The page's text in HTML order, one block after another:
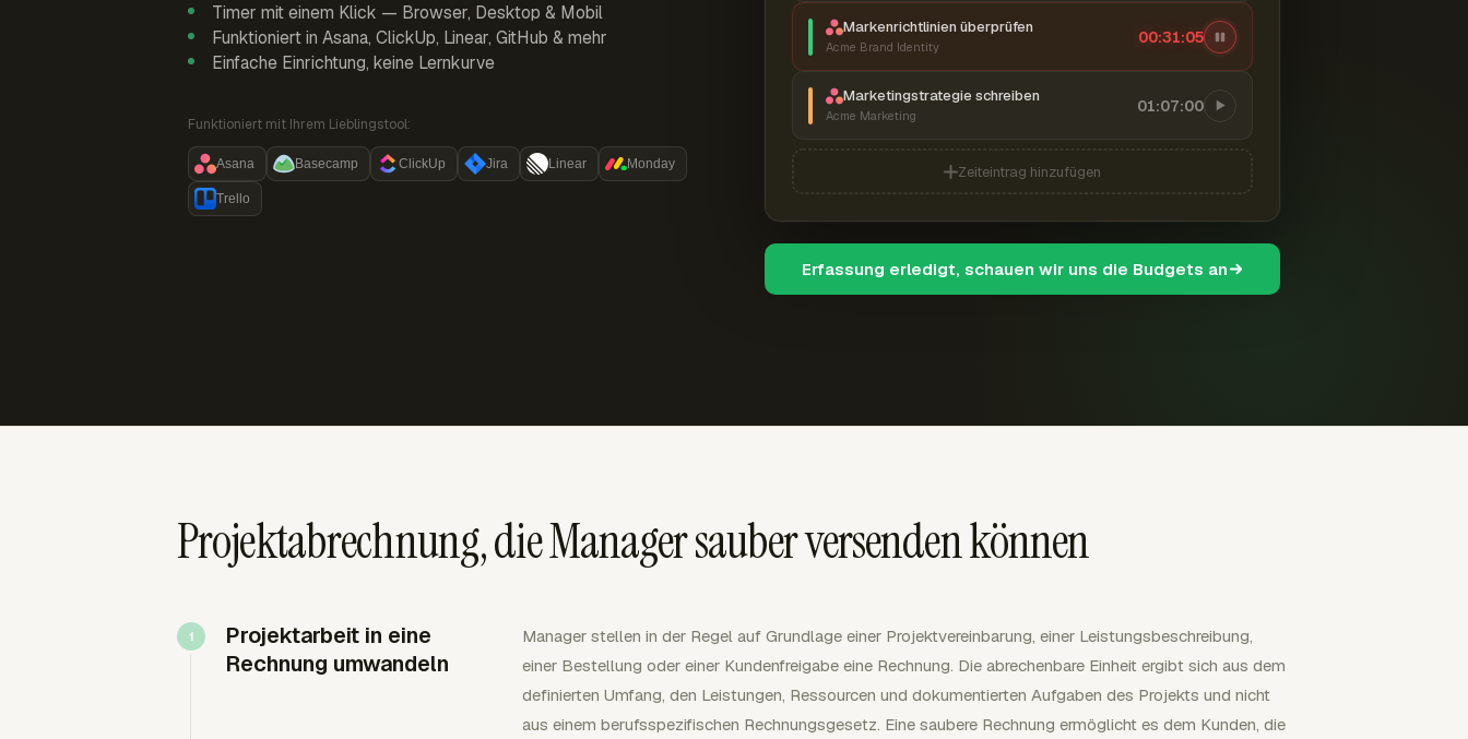
Timer mit einem Klick — Browser, Desktop & Mobil
Funktioniert in Asana, ClickUp, Linear, GitHub & mehr
Einfache Einrichtung, keine Lernkurve
Funktioniert mit Ihrem Lieblingstool:
Asana Basecamp ClickUp Jira Linear Monday
Trello
Markenrichtlinien überprüfen
Acme Brand Identity
00:31:06
Marketingstrategie schreiben
Acme Marketing
01:07:00
Zeiteintrag hinzufügen
Erfassung erledigt, schauen wir uns die Budgets an
Projektabrechnung, die Manager sauber versenden können
Projektarbeit in eine
Rechnung umwandeln
Manager stellen in der Regel auf Grundlage einer Projektvereinbarung, einer Leistungsbeschreibung,
einer Bestellung oder einer Kundenfreigabe eine Rechnung. Die abrechenbare Einheit ergibt sich aus dem
definierten Umfang, den Leistungen, Ressourcen und dokumentierten Aufgaben des Projekts und nicht
aus einem berufsspezifischen Rechnungsgesetz. Eine saubere Rechnung ermöglicht es dem Kunden, die